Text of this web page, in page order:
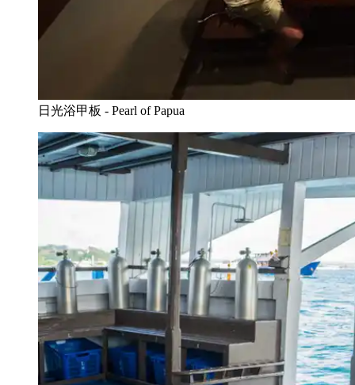
日光浴甲板 - Pearl of Papua